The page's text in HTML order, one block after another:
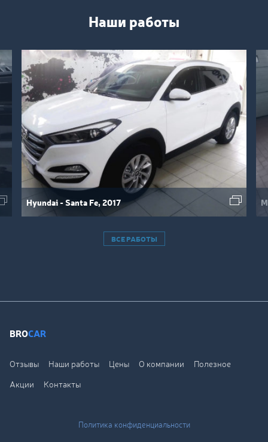
Наши работы
Hyundai - Santa Fe, 2017
ВСЕ РАБОТЫ
BROCAR
Отзывы Наши работы Цены О компании
Полезное
Акции
Контакты
Политика конфиденциальности